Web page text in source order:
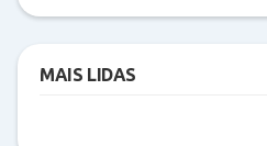
MAIS LIDAS